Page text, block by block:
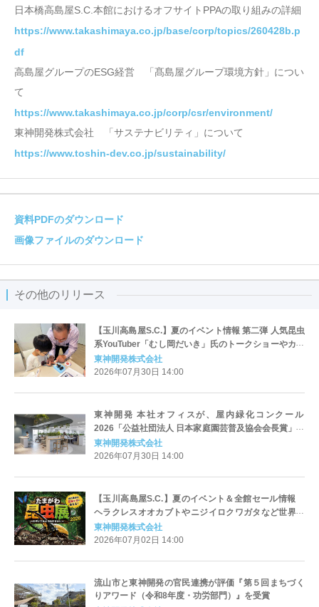
日本橋高島屋S.C.本館におけるオフサイトPPAの取り組みの詳細
https://www.takashimaya.co.jp/base/corp/topics/260428b.p
df
高島屋グループのESG経営 「髙島屋グループ環境方針」につい
て
https://www.takashimaya.co.jp/corp/csr/environment/
東神開発株式会社 「サステナビリティ」について
https://www.toshin-dev.co.jp/sustainability/
資料PDFのダウンロード
画像ファイルのダウンロード
その他のリリース
【玉川高島屋S.C.】夏のイベント情報 第二弾 人気昆虫
系YouTuber「むし岡だいき」氏のトークショーやカブ
トムシの標本づくりワークショップも開催！「たまが
わ昆虫展2026」詳細コンテンツを公開
東神開発株式会社
2026年07月30日 14:00
東神開発 本社オフィスが、屋内緑化コンクール
2026「公益社団法人 日本家庭園芸普及協会会長賞」を
受賞
東神開発株式会社
2026年07月30日 14:00
【玉川高島屋S.C.】夏のイベント＆全館セール情報
ヘラクレスオオカブトやニジイロクワガタなど世界の
人気昆虫が集結！「たまがわ昆虫展2026」を8月14日
（金）より開催
東神開発株式会社
2026年07月02日 14:00
流山市と東神開発の官民連携が評価『第５回まちづく
りアワード（令和8年度・功労部門）』を受賞